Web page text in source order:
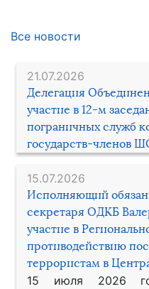
21.07.2026
Делегация
участие в 12-м
пограничных служб
государств-членов
15.07.2026
Исполняющий
секретаря ОДКБ
участие в
противодействию
террористам в
15 июля 2026
Все новости